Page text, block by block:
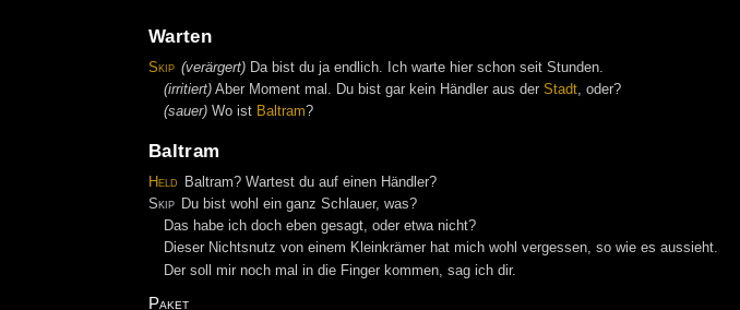
Warten
Skip (verärgert) Da bist du ja endlich. Ich warte hier schon seit Stunden.
(irritiert)Aber Moment mal. Du bist gar kein Händler aus der Stadt, oder?
(sauer)Wo ist Baltram?
Baltram
Held
Baltram? Wartest du auf einen Händler?
Skip Du bist wohl ein ganz Schlauer, was?
Das habe ich doch eben gesagt, oder etwa nicht?
Dieser Nichtsnutz von einem Kleinkrämer hat mich wohl vergessen, so wie es aussieht.
Der soll mir noch mal in die Finger kommen, sag ich dir.
Paket